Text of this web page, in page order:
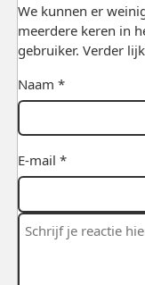
We kunnen er
meerdere keren in
gebruiker. Verder
Naam *
E-mail *